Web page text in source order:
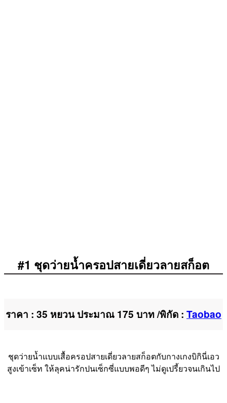
#1 ชุดว่ายน้ำครอปสายเดี่ยวลายสก็อต
ราคา : 35 หยวน ประมาณ 175 บาท /พิกัด : Taobao
ชุดว่ายน้ำแบบเสื้อครอปสายเดี่ยวลายสก็อตกับกางเกงบิกินี่เอว
สูงเข้าเซ็ท ให้ลุคน่ารักปนเซ็กซี่แบบพอดีๆ ไม่ดูเปรี้ยวจนเกินไป